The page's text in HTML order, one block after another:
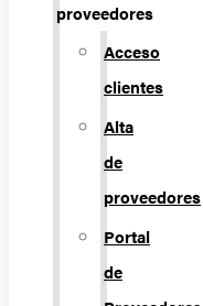
proveedores
Acceso
clientes
Alta
de
proveedores
Portal
de